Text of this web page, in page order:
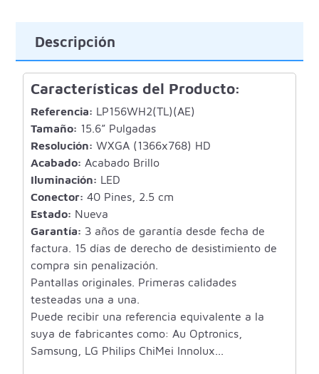
Descripción
Características del Producto:
Referencia: LP156WH2(TL)(AE)
Tamaño: 15.6” Pulgadas
Resolución: WXGA (1366x768) HD
Acabado: Acabado Brillo
Iluminación: LED
Conector: 40 Pines, 2.5 cm
Estado: Nueva
Garantía: 3 años de garantía desde fecha de
factura. 15 días de derecho de desistimiento de
compra sin penalización.
Pantallas originales. Primeras calidades
testeadas una a una.
Puede recibir una referencia equivalente a la
suya de fabricantes como: Au Optronics,
Samsung, LG Philips ChiMei Innolux...